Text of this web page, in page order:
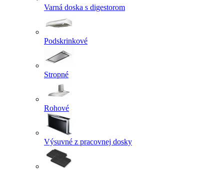
Varná doska s digestorom
Podskrinkové
Stropné
Rohové
Výsuvné z pracovnej dosky